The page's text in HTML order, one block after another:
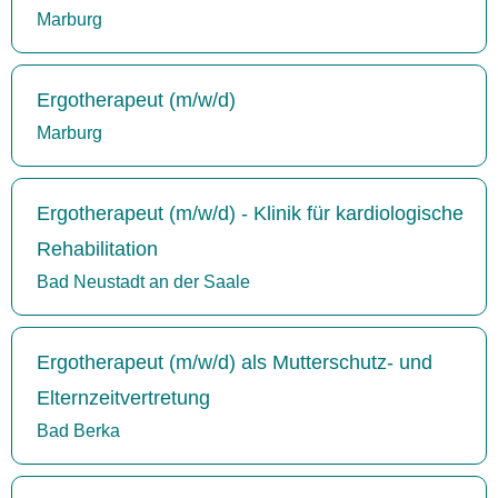
Marburg
Ergotherapeut (m/w/d)
Marburg
Ergotherapeut (m/w/d) - Klinik für kardiologische
Rehabilitation
Bad Neustadt an der Saale
Ergotherapeut (m/w/d) als Mutterschutz- und
Elternzeitvertretung
Bad Berka